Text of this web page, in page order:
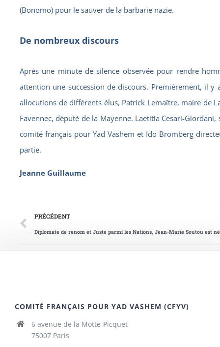
(Bonomo) pour le sauver de la barbarie nazie.
De nombreux discours
Après une minute de silence observée pour rendre
attention une succession de discours. Premièrement, il y
allocutions de différents élus, Patrick Lemaître, maire de
Favennec, député de la Mayenne. Laetitia Cesari-
comité français pour Yad Vashem et Ido Bromberg
partie.
Jeanne Guillaume
PRÉCÉDENT
COMITÉ FRANÇAIS POUR YAD VASHEM (CFYV)
6 avenue de la Motte-Picquet
75007 Paris